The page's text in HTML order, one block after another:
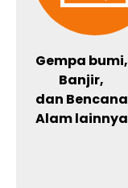
Gempa bumi,
Banjir,
dan Bencana
Alam lainnya